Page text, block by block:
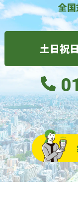
全
土日祝